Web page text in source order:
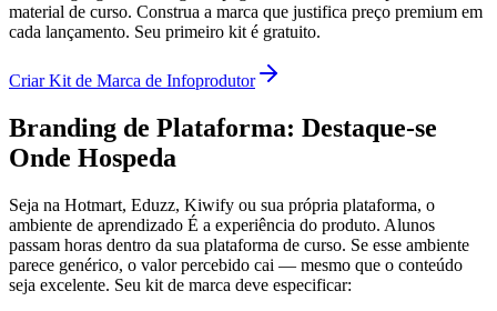
material de curso. Construa a marca que justifica preço premium em
cada lançamento. Seu primeiro kit é gratuito.
Criar Kit de Marca de Infoprodutor
Branding de Plataforma: Destaque-se
Onde Hospeda
Seja na Hotmart, Eduzz, Kiwify ou sua própria plataforma, o
ambiente de aprendizado É a experiência do produto. Alunos
passam horas dentro da sua plataforma de curso. Se esse ambiente
parece genérico, o valor percebido cai — mesmo que o conteúdo
seja excelente. Seu kit de marca deve especificar: